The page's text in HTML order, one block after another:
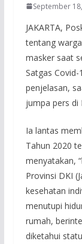
September
JAKARTA,
tentang
masker saat
Satgas
penjelasan,
jumpa pers di
Ia lantas
Tahun 2020
menyatakan,
Provinsi DKI
kesehatan
menutupi
rumah,
diketahui